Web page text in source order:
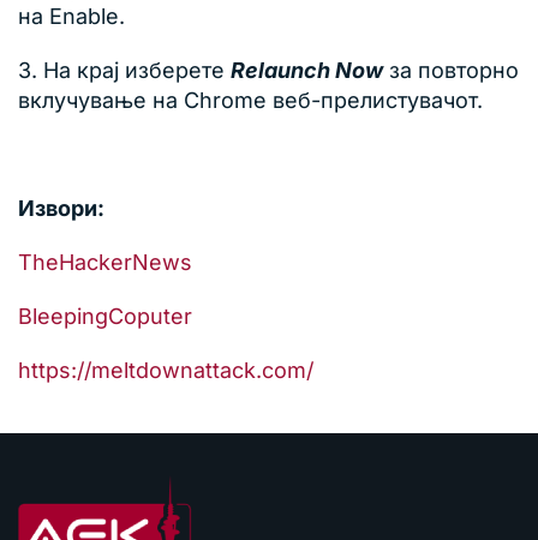
на Enable.
3. На крај изберете Relaunch Nowза повторно
вклучување на Chrome веб-прелистувачот.
Извори:
TheHackerNews
BleepingCoputer
https://meltdownattack.com/